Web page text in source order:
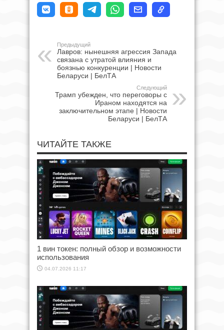
Предыдущий
Лавров: нынешняя агрессия Запада
связана с утратой влияния и
боязнью конкуренции | Новости
Беларуси | БелТА
Следующий
Трамп убежден, что переговоры с
Ираном находятся на
заключительном этапе | Новости
Беларуси | БелТА
ЧИТАЙТЕ ТАКЖЕ
1 вин токен: полный обзор и возможности
использования
04.07.2026 11:17